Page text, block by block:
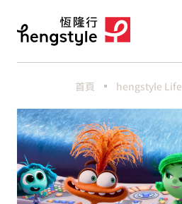
首頁 hengstyle Life